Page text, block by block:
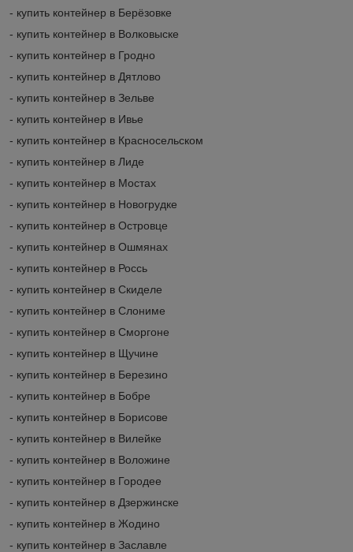
- купить контейнер в Берёзовке
- купить контейнер в Волковыске
- купить контейнер в Гродно
- купить контейнер в Дятлово
- купить контейнер в Зельве
- купить контейнер в Ивье
- купить контейнер в Красносельском
- купить контейнер в Лиде
- купить контейнер в Мостах
- купить контейнер в Новогрудке
- купить контейнер в Островце
- купить контейнер в Ошмянах
- купить контейнер в Россь
- купить контейнер в Скиделе
- купить контейнер в Слониме
- купить контейнер в Сморгоне
- купить контейнер в Щучине
- купить контейнер в Березино
- купить контейнер в Бобре
- купить контейнер в Борисове
- купить контейнер в Вилейке
- купить контейнер в Воложине
- купить контейнер в Городее
- купить контейнер в Дзержинске
- купить контейнер в Жодино
- купить контейнер в Заславле